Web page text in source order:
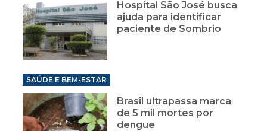
Hospital São José busca
ajuda para identificar
paciente de Sombrio
SAÚDE E BEM-ESTAR
Brasil ultrapassa marca
de 5 mil mortes por
dengue